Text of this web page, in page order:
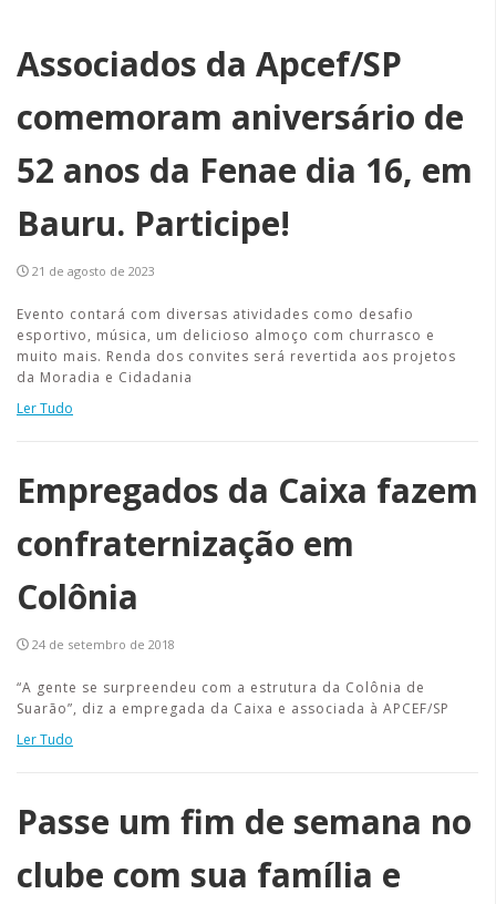
Associados da Apcef/SP
comemoram aniversário de
52 anos da Fenae dia 16, em
Bauru. Participe!
21 de agosto de 2023
Evento contará com diversas atividades como desafio
esportivo, música, um delicioso almoço com churrasco e
muito mais. Renda dos convites será revertida aos projetos
da Moradia e Cidadania
Ler Tudo
Empregados da Caixa fazem
confraternização em
Colônia
24 de setembro de 2018
“A gente se surpreendeu com a estrutura da Colônia de
Suarão”, diz a empregada da Caixa e associada à APCEF/SP
Ler Tudo
Passe um fim de semana no
clube com sua família e